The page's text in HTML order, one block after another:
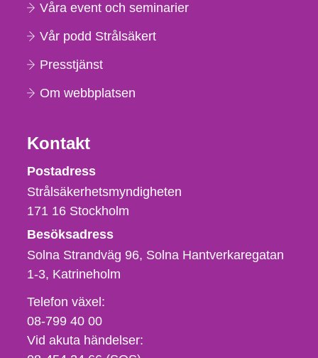
Våra event och seminarier
Vår podd Strålsäkert
Presstjänst
Om webbplatsen
Kontakt
Strålsäkerhetsmyndigheten
Postadress
Strålsäkerhetsmyndigheten
171 16 Stockholm
Besöksadress
Solna Strandväg 96, Solna Hantverkaregatan
1-3 Katrineholm
Telefon,
fax
och
e-
Telefon växel:
08-799 40 00
Vid akuta händelser: